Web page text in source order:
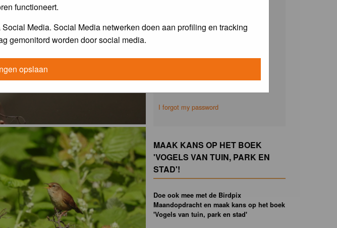
functioneert.
Media. Social Media netwerken doen aan profiling en tracking
gemonitord worden door social media.
opslaan
I forgot my password
MAAK KANS OP HET BOEK
'VOGELS VAN TUIN, PARK EN
STAD'!
Doe ook mee met de Birdpix
Maandopdracht en maak kans op het boek
'Vogels van tuin, park en stad'